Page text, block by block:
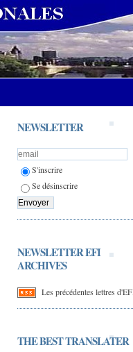
NEWSLETTER
S'inscrire
Se désinscrire
NEWSLETTER EFI
ARCHIVES
Les précédentes lettres
THE BEST TRANSLATER